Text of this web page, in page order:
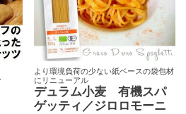
より環境負荷の少ない紙ベースの袋包材
にリニューアル
デュラム小麦 有機スパ
ゲッティ／ジロロモーニ